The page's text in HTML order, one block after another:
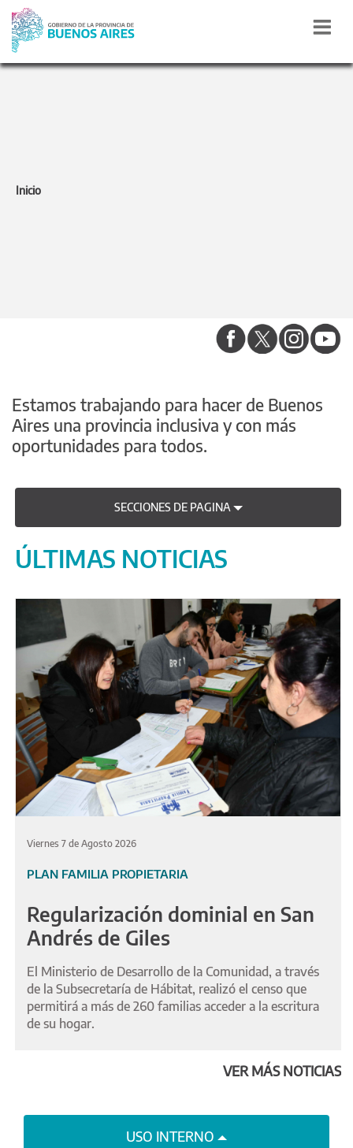
Inicio
Estamos trabajando para hacer de Buenos
Aires una provincia inclusiva y con más
oportunidades para todos.
SECCIONES DE PAGINA
ÚLTIMAS NOTICIAS
Viernes 7 de Agosto 2026
PLAN FAMILIA PROPIETARIA
Regularización dominial en San
Andrés de Giles
El Ministerio de Desarrollo de la Comunidad, a través
de la Subsecretaría de Hábitat, realizó el censo que
permitirá a más de 260 familias acceder a la escritura
de su hogar.
VER MÁS NOTICIAS
USO INTERNO